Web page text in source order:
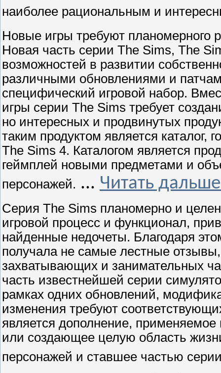
наиболее рациональным и
Новые игры требуют планомерного
Новая часть серии The Sims, The
возможностей в развитии
различными обновлениями и
специфический игровой набор.
игры серии The Sims требует
но интересных и продвинутых
таким продуктом является каталог,
The Sims 4. Каталогом является
геймплей новыми предметами и
персонажей. ... Читать
Серия The Sims планомерно и
игровой процесс и функционал,
найденные недочеты. Благодаря
получала не самые лестные
захватывающих и занимательных
часть известнейшей серии
рамках одних обновлений,
изменения требуют
является дополнение,
или создающее целую область
персонажей и ставшее частью